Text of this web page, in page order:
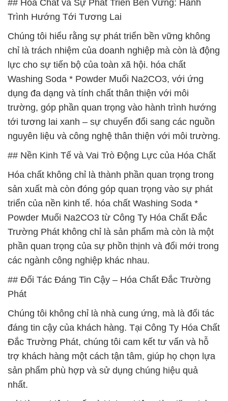
## Hóa Chất và Sự Phát Triển Bền Vững: Hành
Trình Hướng Tới Tương Lai
Chúng tôi hiểu rằng sự phát triển bền vững không
chỉ là trách nhiệm của doanh nghiệp mà còn là động
lực cho sự tiến bộ của toàn xã hội. hóa chất
Washing Soda * Powder Muối Na2CO3, với ứng
dụng đa dạng và tính chất thân thiện với môi
trường, góp phần quan trọng vào hành trình hướng
tới tương lai xanh – sự chuyển đổi sang các nguồn
nguyên liệu và công nghệ thân thiện với môi trường.
## Nền Kinh Tế và Vai Trò Động Lực của Hóa Chất
Hóa chất không chỉ là thành phần quan trọng trong
sản xuất mà còn đóng góp quan trọng vào sự phát
triển của nền kinh tế. hóa chất Washing Soda *
Powder Muối Na2CO3 từ Công Ty Hóa Chất Đắc
Trường Phát không chỉ là sản phẩm mà còn là một
phần quan trọng của sự phồn thịnh và đổi mới trong
các ngành công nghiệp khác nhau.
## Đối Tác Đáng Tin Cậy – Hóa Chất Đắc Trường
Phát
Chúng tôi không chỉ là nhà cung ứng, mà là đối tác
đáng tin cậy của khách hàng. Tại Công Ty Hóa Chất
Đắc Trường Phát, chúng tôi cam kết tư vấn và hỗ
trợ khách hàng một cách tận tâm, giúp họ chọn lựa
sản phẩm phù hợp và sử dụng chúng hiệu quả
nhất.